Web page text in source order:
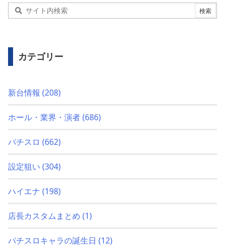
カテゴリー
新台情報 (208)
ホール・業界・演者(686)
パチスロ (662)
設定狙い (304)
ハイエナ (198)
店長カスタムまとめ (1)
パチスロキャラの誕生日 (12)